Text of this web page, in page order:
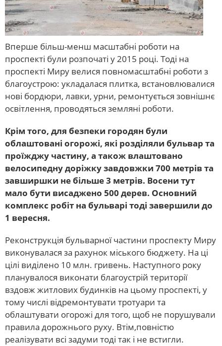
Вперше більш-менш масштабні роботи на
проспекті були розпочаті у 2015 році. Тоді на
проспекті Миру велися повномасштабні роботи з
благоустрою: укладалася плитка, встановлювалися
нові бордюри, лавки, урни, ремонтується зовнішнє
освітлення, проводяться земляні роботи.
Крім того, для безпеки городян були
облаштовані огорожі, які розділяли бульвар та
проїжджу частину, а також влаштовано
велосипедну доріжку завдовжки 700 метрів та
завширшки не більше 3 метрів. Восени тут
мало бути висаджено 500 дерев. Основний
комплекс робіт на бульварі тоді завершили до
1 вересня.
Реконструкція бульварної частини проспекту Миру
виконувалася за рахунок міського бюджету. На ці
цілі виділено 10 млн. гривень. Наступного року
планувалося виконати благоустрій території
вздовж житлових будинків на цьому проспекті, у
тому числі відремонтувати тротуари та
облаштувати огорожі для того, щоб не порушували
правила дорожнього руху. Втім,повністю
реалізувати всі задуми тоді так і не встигли.